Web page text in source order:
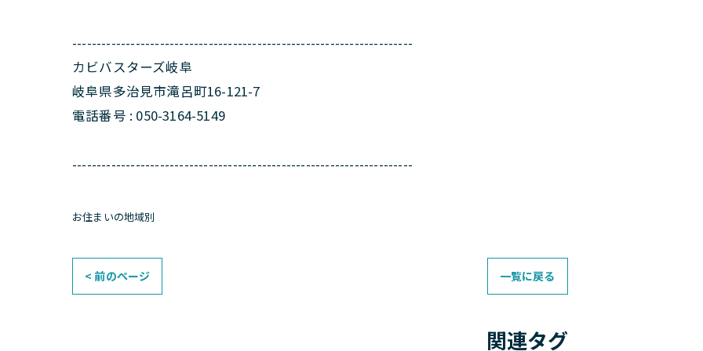
----------------------------------------------------------------------
カビバスターズ岐阜
岐阜県多治見市滝呂町16-121-7
電話番号 : 050-3164-5149
----------------------------------------------------------------------
お住まいの地域別
< 前のページ 一覧に戻る
関連タグ